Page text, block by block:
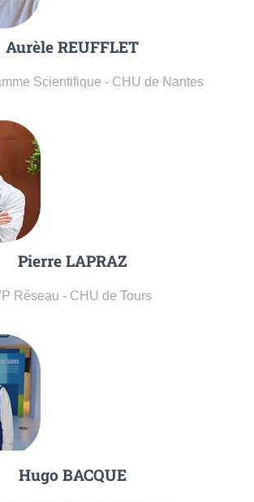
Aurèle REUFFLET
Scientifique - CHU de Nantes
Pierre LAPRAZ
Réseau - CHU de Tours
Hugo BACQUE